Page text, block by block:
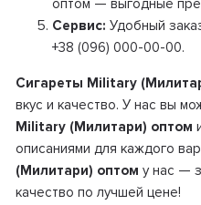
оптом — выгодные
Сервис: Удобный
+38 (096) 000-00-00.
Сигареты Military
вкус и качество. У нас вы
Military (Милитари) оптом
описаниями для каждого
(Милитари) оптом у нас —
качество по лучшей цене!